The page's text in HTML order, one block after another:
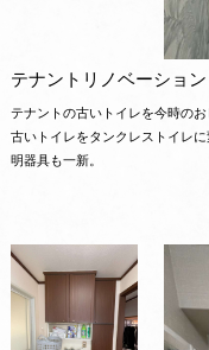
テナントリノベーション
テナントの古いトイレを今時の
古いトイレをタンクレストイレ
明器具も一新。